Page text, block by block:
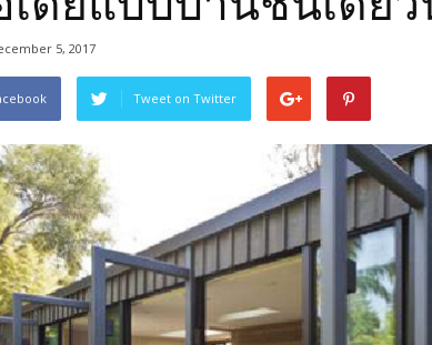
5, 2017
Tweet on Twitter